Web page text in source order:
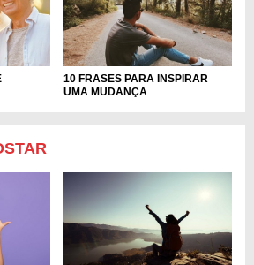
10 FRASES PARA INSPIRAR
UMA MUDANÇA